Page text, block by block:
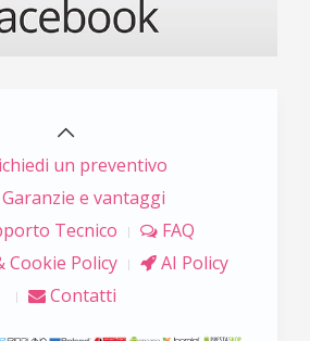
un preventivo
e vantaggi
Tecnico
FAQ
Cookie Policy
AI Policy
Contatti